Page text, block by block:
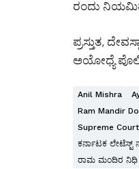
ರಂದು
ಪ್ರಸ್ತುತ,
ಅಯೋಧ್ಯೆ
Anil Mishra
Ram Mandir
Supreme
ಕರ್ನಾಟಕ ಲೇಟೆಸ್ಟ್
ರಾಮ ಮಂದಿರ ನಿಧಿ